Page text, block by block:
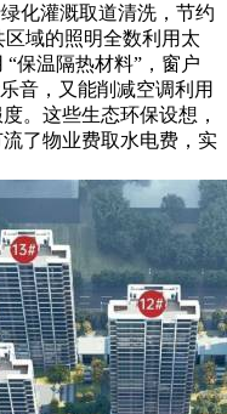
化灌溉取道清洗，节约
区域的照明全数利用太
保温隔热材料”，窗户
音，又能削减空调利用
。这些生态环保设想，
了物业费取水电费，实